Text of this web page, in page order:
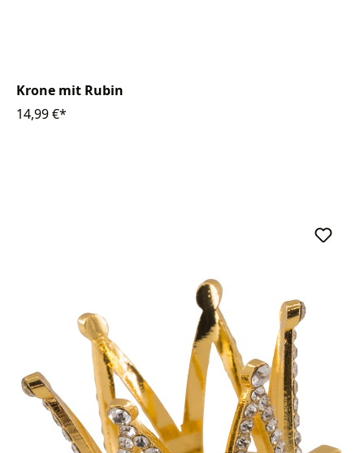
Krone mit Rubin
14,99 €*